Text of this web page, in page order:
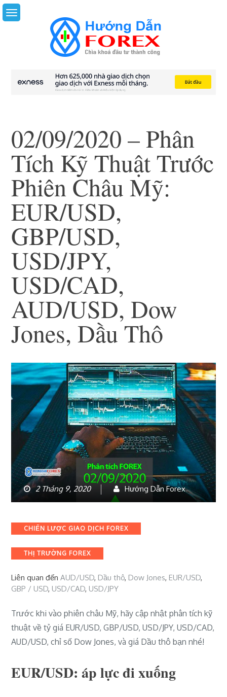
Skip
to
02/09/2020 – Phân
Tích Kỹ Thuật Trước
Phiên Châu Mỹ:
EUR/USD,
GBP/USD,
USD/JPY,
USD/CAD,
AUD/USD, Dow
Jones, Dầu Thô
2 Tháng 9, 2020 Hướng Dẫn Forex
Categories
CHIẾN LƯỢC GIAO DỊCH FOREX
THỊ TRƯỜNG FOREX
Liên quan đếnAUD/USD,Dầu thô,Dow Jones,EUR/USD,
GBP / USD,USD/CAD,USD/JPY
Trước khi vào phiên châu Mỹ, hãy cập nhật phân tích kỹ
thuật về tỷ giá EUR/USD, GBP/USD, USD/JPY, USD/CAD,
AUD/USD, chỉ số Dow Jones, và giá Dầu thô bạn nhé!
EUR/USD: áp lực đi xuống